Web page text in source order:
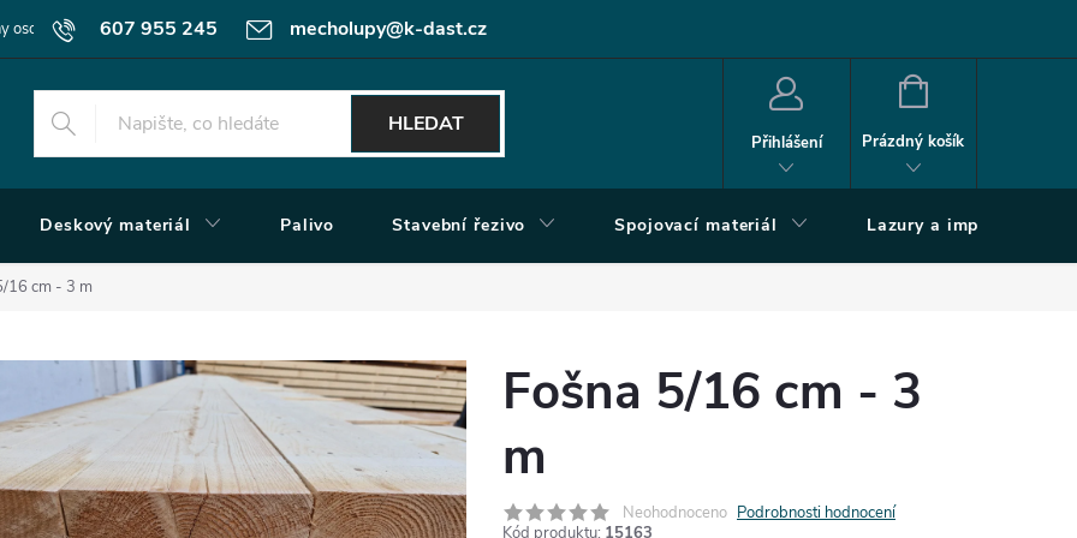
607 955 245 mecholupy@k-dast.cz
osobních údajů Obchodní podmínky Moje objednávka
HLEDAT
Přihlášení
NÁKUPNÍ
Prázdný košík
Deskový materiál Palivo Stavební řezivo Spojovací materiál Lazury a impregnace
16 cm - 3 m
Fošna 5/16 cm - 3
m
Neohodnoceno Podrobnosti hodnocení
Kód produktu: 15163